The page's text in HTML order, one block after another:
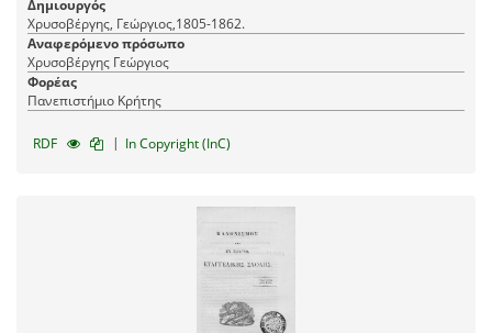
Δημιουργός
Χρυσοβέργης, Γεώργιος,1805-1862.
Αναφερόμενο πρόσωπο
Χρυσοβέργης Γεώργιος
Φορέας
Πανεπιστήμιο Κρήτης
RDF | In Copyright (InC)